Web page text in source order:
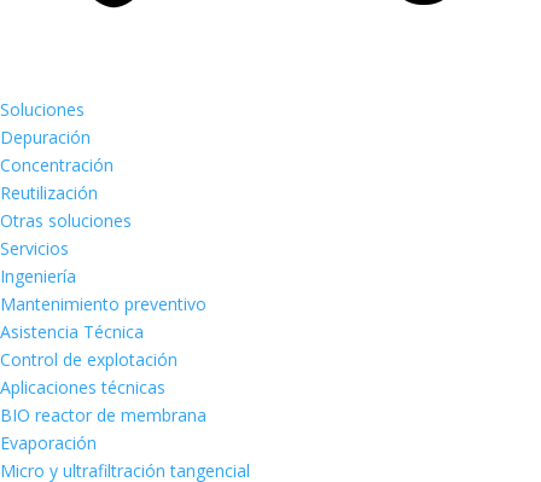
Soluciones
Depuración
Concentración
Reutilización
Otras soluciones
Servicios
Ingeniería
Mantenimiento preventivo
Asistencia Técnica
Control de explotación
Aplicaciones técnicas
BIO reactor de membrana
Evaporación
Micro y ultrafiltración tangencial